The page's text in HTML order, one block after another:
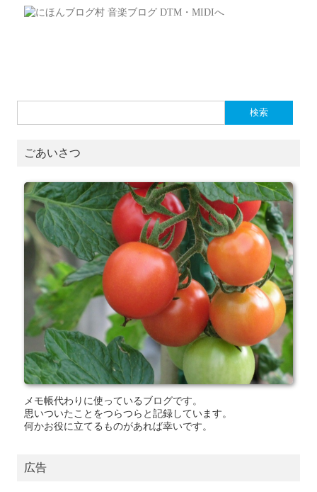
索:
ごあいさつ
メモ帳代わりに使っているブログです。
思いついたことをつらつらと記録しています。
何かお役に立てるものがあれば幸いです。
広告